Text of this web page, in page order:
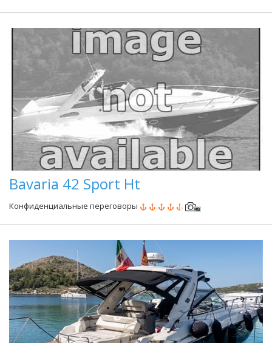
Bavaria 42 Sport Ht
Конфиденциальные переговоры